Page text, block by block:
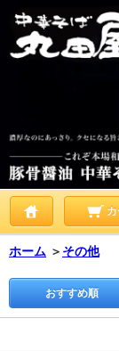
ホーム ＞ その他
おすすめ順